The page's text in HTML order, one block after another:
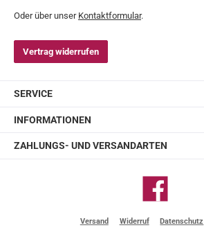
Oder über unser Kontaktformular.
Vertrag widerrufen
SERVICE
INFORMATIONEN
ZAHLUNGS- UND VERSANDARTEN
Facebook
Versand Widerruf Datenschutz